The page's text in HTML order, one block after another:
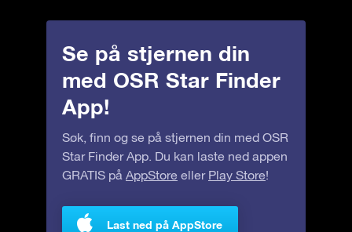
Se på stjernen din
med OSR Star Finder
App!
Søk, finn og se på stjernen din med OSR
Star Finder App. Du kan laste ned appen
GRATIS på AppStore eller Play Store!
Last ned på AppStore